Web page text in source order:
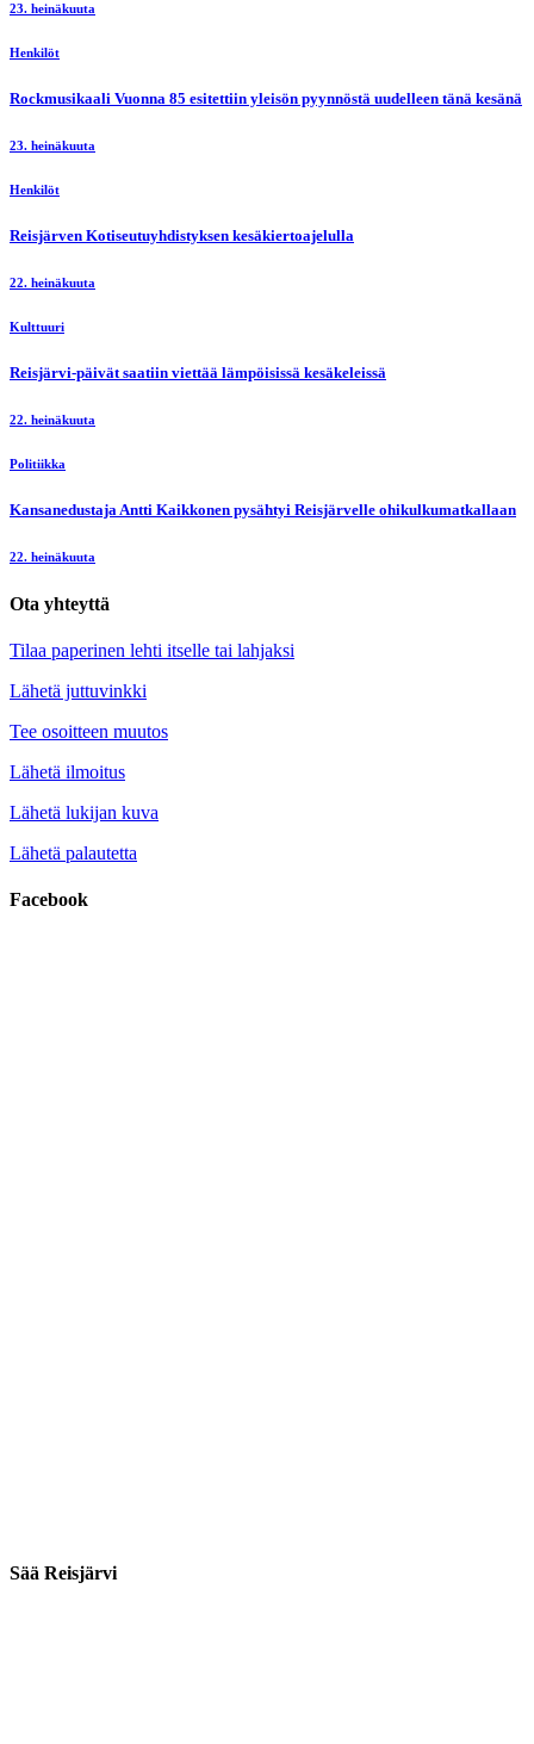
23. heinäkuuta
Henkilöt
Rockmusikaali Vuonna 85 esitettiin yleisön pyynnöstä uudelleen tänä kesänä
23. heinäkuuta
Henkilöt
Reisjärven Kotiseutuyhdistyksen kesäkiertoajelulla
22. heinäkuuta
Kulttuuri
Reisjärvi-päivät saatiin viettää lämpöisissä kesäkeleissä
22. heinäkuuta
Politiikka
Kansanedustaja Antti Kaikkonen pysähtyi Reisjärvelle ohikulkumatkallaan
22. heinäkuuta
Ota yhteyttä
Tilaa paperinen lehti itselle tai lahjaksi
Lähetä juttuvinkki
Tee osoitteen muutos
Lähetä ilmoitus
Lähetä lukijan kuva
Lähetä palautetta
Facebook
Sää Reisjärvi